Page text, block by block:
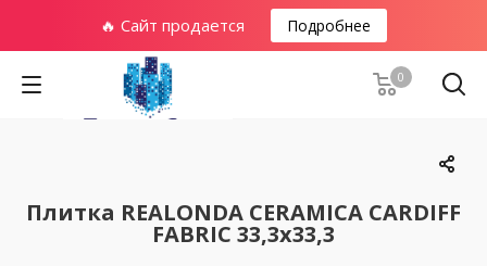
🔥 Сайт продается Подробнее
0
Плитка REALONDA CERAMICA CARDIFF
FABRIC 33,3х33,3